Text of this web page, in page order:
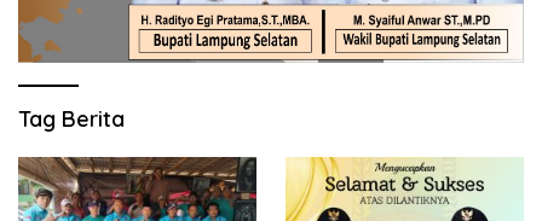
Tag Berita